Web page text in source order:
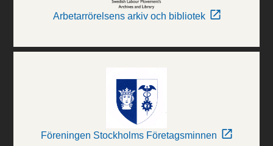
Arbetarrörelsens arkiv och bibliotek
Föreningen Stockholms Företagsminnen